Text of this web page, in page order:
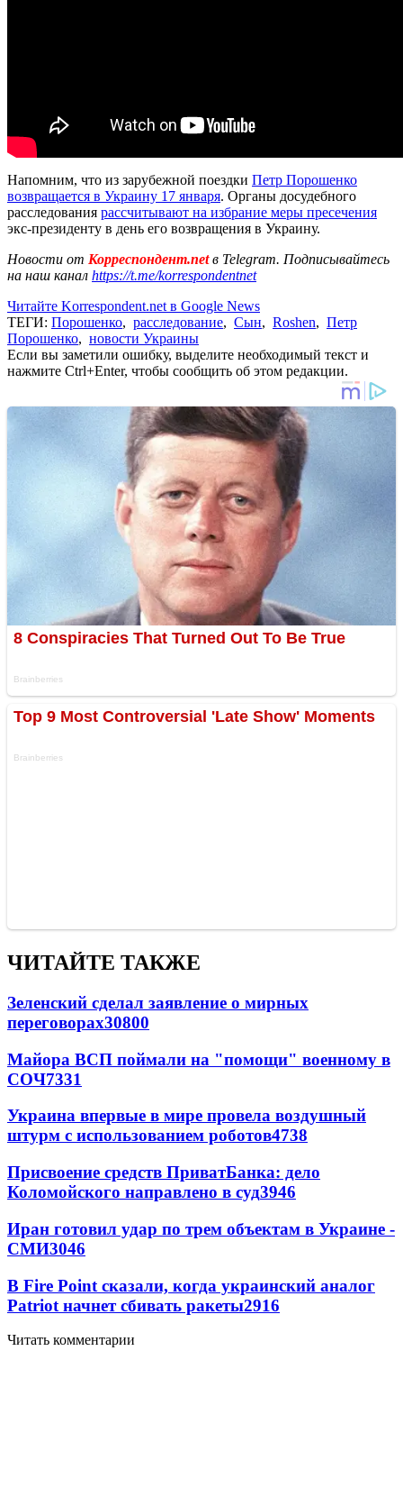
Напомним, что из зарубежной поездки Петр Порошенко
возвращается в Украину 17 января. Органы досудебного
расследования рассчитывают на избрание меры пресечения
экс-президенту в день его возвращения в Украину.
Новости от Корреспондент.netв Telegram. Подписывайтесь
на наш канал https://t.me/korrespondentnet
Читайте Korrespondent.net в Google News
ТЕГИ: Порошенко, расследование, Сын, Roshen, Петр
Порошенко, новости Украины
Если вы заметили ошибку, выделите необходимый текст и
нажмите Ctrl+Enter, чтобы сообщить об этом редакции.
ЧИТАЙТЕ ТАКЖЕ
Зеленский сделал заявление о мирных
переговорах30800
Майора ВСП поймали на "помощи" военному в
СОЧ7331
Украина впервые в мире провела воздушный
штурм с использованием роботов4738
Присвоение средств ПриватБанка: дело
Коломойского направлено в суд3946
Иран готовил удар по трем объектам в Украине -
СМИ3046
В Fire Point сказали, когда украинский аналог
Patriot начнет сбивать ракеты2916
Читать комментарии